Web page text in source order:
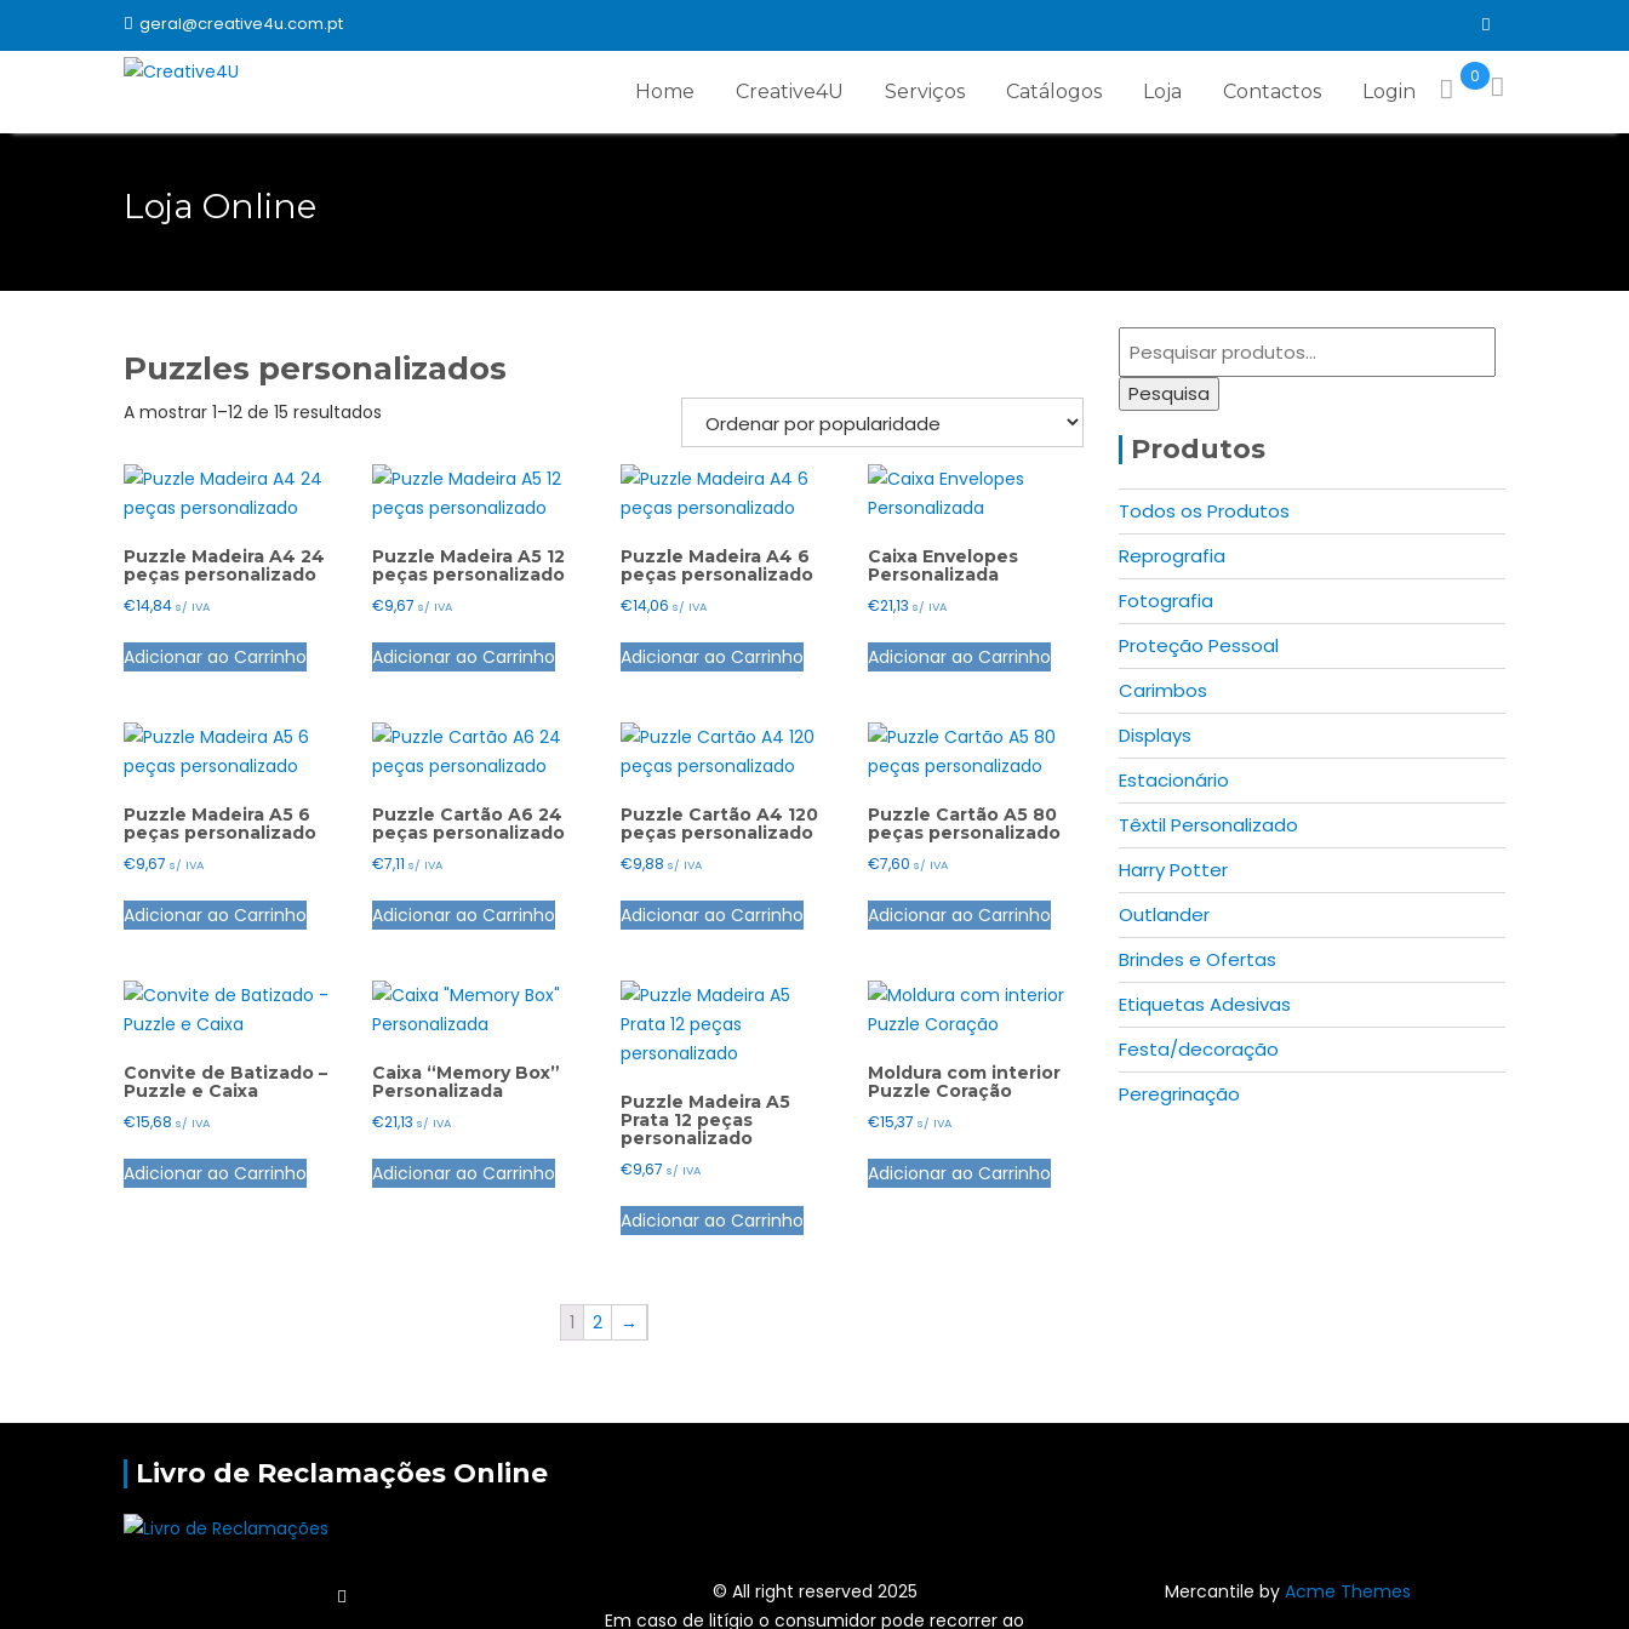
geral@creative4u.com.pt
0
Home Creative4U Serviços Catálogos Loja Contactos Login
Loja Online
Puzzles personalizados
A mostrar 1–12 de 15 resultados
popularidade
Puzzle Madeira A4 24
peças personalizado
€14,84 s/ IVA
Adicionar ao Carrinho
Puzzle Madeira A5 12
peças personalizado
€9,67 s/ IVA
Adicionar ao Carrinho
Puzzle Madeira A4 6
peças personalizado
€14,06 s/ IVA
Adicionar ao Carrinho
Caixa Envelopes
Personalizada
€21,13 s/ IVA
Adicionar ao Carrinho
Puzzle Madeira A5 6
peças personalizado
€9,67 s/ IVA
Adicionar ao Carrinho
Puzzle Cartão A6 24
peças personalizado
€7,11 s/ IVA
Adicionar ao Carrinho
Puzzle Cartão A4 120
peças personalizado
€9,88 s/ IVA
Adicionar ao Carrinho
Puzzle Cartão A5 80
peças personalizado
€7,60 s/ IVA
Adicionar ao Carrinho
Convite de Batizado –
Puzzle e Caixa
€15,68 s/ IVA
Adicionar ao Carrinho
Caixa “Memory Box”
Personalizada
€21,13 s/ IVA
Adicionar ao Carrinho
Puzzle Madeira A5
Prata 12 peças
personalizado
€9,67 s/ IVA
Adicionar ao Carrinho
Moldura com interior
Puzzle Coração
€15,37 s/ IVA
Adicionar ao Carrinho
1 2 →
Pesquisar
por:
Pesquisa
Produtos
Todos os Produtos
Reprografia
Fotografia
Proteção Pessoal
Carimbos
Displays
Estacionário
Têxtil Personalizado
Harry Potter
Outlander
Brindes e Ofertas
Etiquetas Adesivas
Festa/decoração
Peregrinação
Livro de Reclamações Online
© All right reserved 2025
Em caso de litígio o consumidor pode recorrer ao
Mercantile by Acme Themes